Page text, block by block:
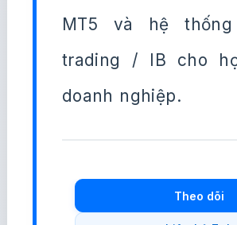
MT5 và hệ
trading / IB cho
doanh nghiệp.
Theo dõi